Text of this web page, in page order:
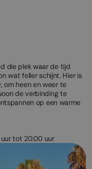
die plek waar de tijd
wat feller schijnt. Hier is
om heen en weer te
de verbinding te
op een warme
uur tot 20:00 uur